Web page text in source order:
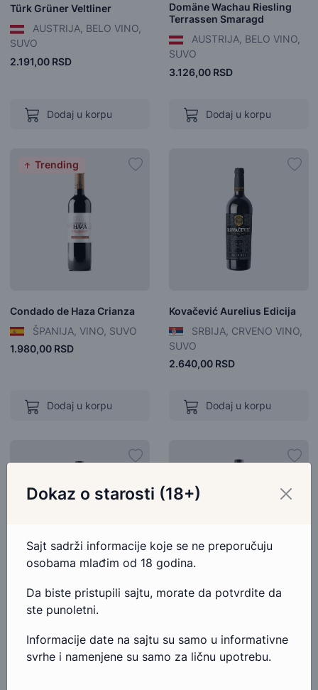
Türk Grüner Veltliner
AUSTRIJA, BELO VINO,
SUVO
2.191,00 RSD
Dodaj u korpu
Domäne Wachau Riesling
Terrassen Smaragd
AUSTRIJA, BELO VINO,
SUVO
3.126,00 RSD
Dodaj u korpu
Trending
Condado de Haza Crianza
ŠPANIJA, VINO, SUVO
1.980,00 RSD
Dodaj u korpu
Kovačević Aurelius Edicija
SRBIJA, CRVENO VINO,
SUVO
2.640,00 RSD
Dodaj u korpu
Deurić Gewutrztraminer
SUVO
1.188,00 RSD
Deurić Sauvignon Blanc
SUVO
1.188,00 RSD
Dokaz o starosti (18+)
Sajt sadrži informacije koje se ne preporučuju
osobama mlađim od 18 godina.
Da biste pristupili sajtu, morate da potvrdite da
ste punoletni.
Informacije date na sajtu su samo u informativne
svrhe i namenjene su samo za ličnu upotrebu.